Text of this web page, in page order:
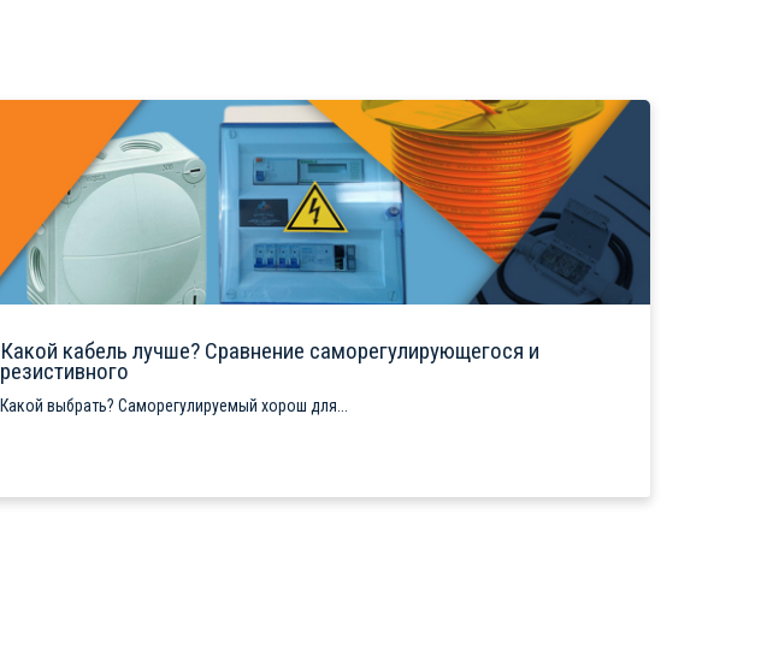
Какой кабель лучше? Сравнение саморегулирующегося и
резистивного
Какой выбрать? Саморегулируемый хорош для...